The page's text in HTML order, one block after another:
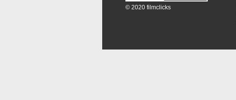
© 2020 filmclicks